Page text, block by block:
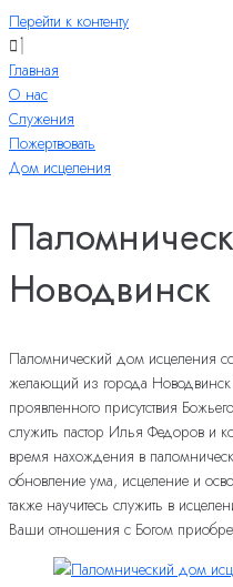
Перейти к контенту
Главная
О нас
Служения
Пожертвовать
Дом исцеления
Новодвинск
Паломнический дом исцеления
желающий из города Новодвинск
проявленного присутствия
служить пастор Илья Федоров и
время нахождения в
обновление ума, исцеление и
также научитесь служить в
Ваши отношения с Богом